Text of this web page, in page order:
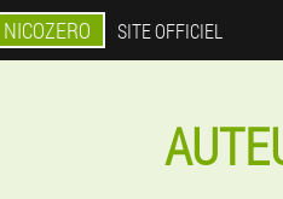
NICOZERO SITE OFFICIEL